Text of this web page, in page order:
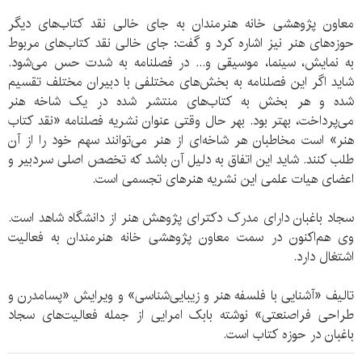
معاون پژوهشی خانه هنرمندان به جای خالی نقد کتاب‌های دیگر
حوزه‌های هنر نیز اشاره کرد و گفت: جای خالی نقد کتاب‌های مربوط
به نمایش، سینما، موسیقی و... در فصلنامه به شدت حس می‌شود.
شاید اگر این فصلنامه به بخش‌های مختلفی با دبیران مختلف تقسیم
شده و هر بخش به کتاب‌های منتشر شده در یک شاخه هنر
می‌پرداخت، بهتر ‌بود. بهر حال وقتی عنوان نشریه فصلنامه «نقد کتاب
هنر» است مخاطبان هر شاخه‌ای از هنر می‌توانند سهم خود را از آن
طلب کنند. شاید این اتفاق به دلیل آن باشد که تخصص اصلی سردبیر و
اعضای هیات علمی این نشریه هنرهای تجسمی است.
سجاد باغبان دارای مدرک دکترای پژوهش هنر از دانشگاه شاهد است.
وی هم‌اکنون در سمت معاون پژوهشی خانه هنرمندان به فعالیت
اشتغال دارد.
تالیف «آشنایی با فلسفه هنر و زیبایی‌شناسی» و ویرایش «پسامدرن و
طراحی فراصنعتی» نوشته بابک امرایی از جمله فعالیت‌های سجاد
باغبان در حوزه کتاب است.